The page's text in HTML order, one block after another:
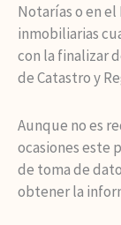
Notarías o en
inmobiliarias
con la finalizar
de Catastro y
Aunque no es
ocasiones este
de toma de
obtener la